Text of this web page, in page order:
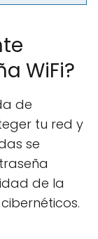
WiFi?
de
tu red y
se
de la